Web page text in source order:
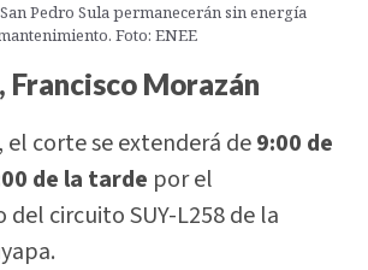
Pedro Sula permanecerán sin energía
Foto: ENEE
Francisco Morazán
el corte se extenderá de9:00 de
de la tarde por el
circuito SUY-L258 de la